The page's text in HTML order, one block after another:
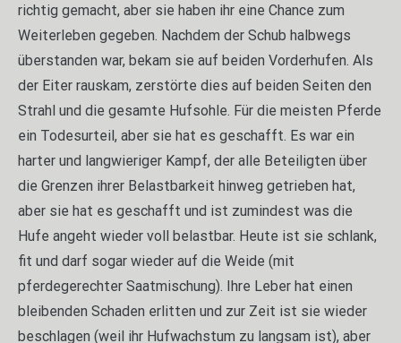
richtig gemacht, aber sie haben ihr eine Chance zum
Weiterleben gegeben. Nachdem der Schub halbwegs
überstanden war, bekam sie auf beiden Vorderhufen. Als
der Eiter rauskam, zerstörte dies auf beiden Seiten den
Strahl und die gesamte Hufsohle. Für die meisten Pferde
ein Todesurteil, aber sie hat es geschafft. Es war ein
harter und langwieriger Kampf, der alle Beteiligten über
die Grenzen ihrer Belastbarkeit hinweg getrieben hat,
aber sie hat es geschafft und ist zumindest was die
Hufe angeht wieder voll belastbar. Heute ist sie schlank,
fit und darf sogar wieder auf die Weide (mit
pferdegerechter Saatmischung). Ihre Leber hat einen
bleibenden Schaden erlitten und zur Zeit ist sie wieder
beschlagen (weil ihr Hufwachstum zu langsam ist), aber